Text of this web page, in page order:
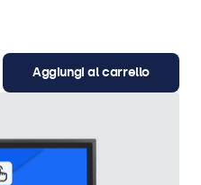
Aggiungi al carrello